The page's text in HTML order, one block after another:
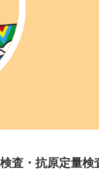
査・抗原定量